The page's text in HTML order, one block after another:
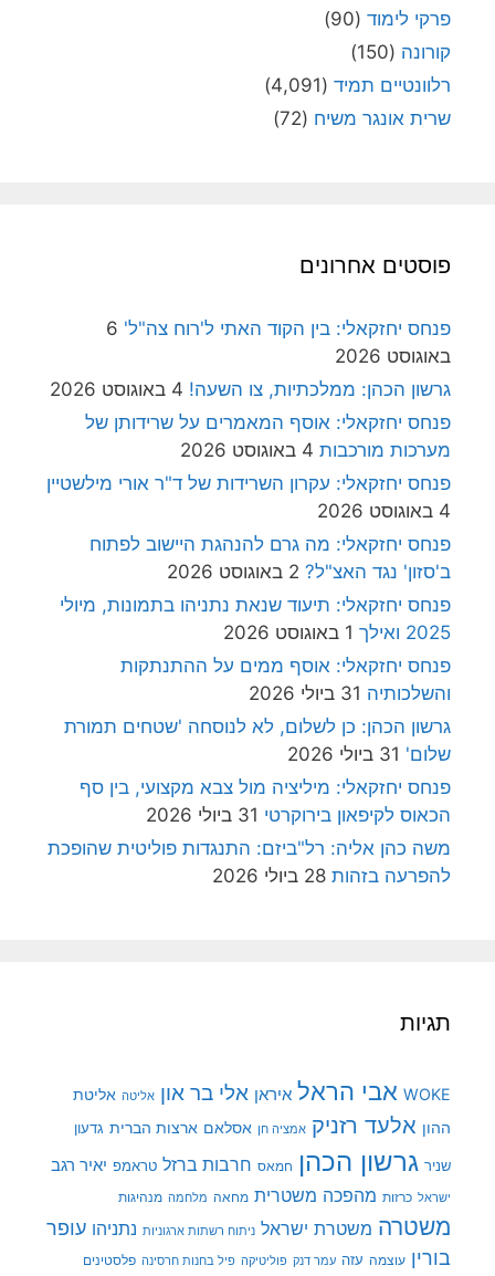
פרקי לימוד (90)
קורונה (150)
רלוונטיים תמיד (4,091)
שרית אונגר משיח (72)
פוסטים אחרונים
פנחס יחזקאלי: בין הקוד האתי ל'רוח צה"ל' 6
באוגוסט 2026
גרשון הכהן: ממלכתיות, צו השעה! 4 באוגוסט 2026
פנחס יחזקאלי: אוסף המאמרים על שרידותן של
מערכות מורכבות 4 באוגוסט 2026
פנחס יחזקאלי: עקרון השרידות של ד"ר אורי מילשטיין
4 באוגוסט 2026
פנחס יחזקאלי: מה גרם להנהגת היישוב לפתוח
ב'סזון' נגד האצ"ל? 2 באוגוסט 2026
פנחס יחזקאלי: תיעוד שנאת נתניהו בתמונות, מיולי
2025 ואילך
1 באוגוסט 2026
פנחס יחזקאלי: אוסף ממים על ההתנתקות
והשלכותיה 31 ביולי 2026
גרשון הכהן: כן לשלום, לא לנוסחה 'שטחים תמורת
שלום' 31 ביולי 2026
פנחס יחזקאלי: מיליציה מול צבא מקצועי, בין סף
הכאוס לקיפאון בירוקרטי 31 ביולי 2026
משה כהן אליה: רל"ביזם: התנגדות פוליטית שהופכת
להפרעה בזהות 28 ביולי 2026
תגיות
WOKE אבי הראל איראן אלי בר און אליטה אליטת
ההון אלעד רזניק אמציה חן אסלאם ארצות הברית גדעון
שניר גרשון הכהן חמאס חרבות ברזל טראמפ יאיר רגב
ישראל כרזות מהפכה משטרית מחאה מלחמה מנהיגות
משטרה משטרת ישראל ניתוח רשתות ארגוניות נתניהו עופר
בורין עוצמה עזה עמר דנק פוליטיקה פיל בחנות חרסינה פלסטינים